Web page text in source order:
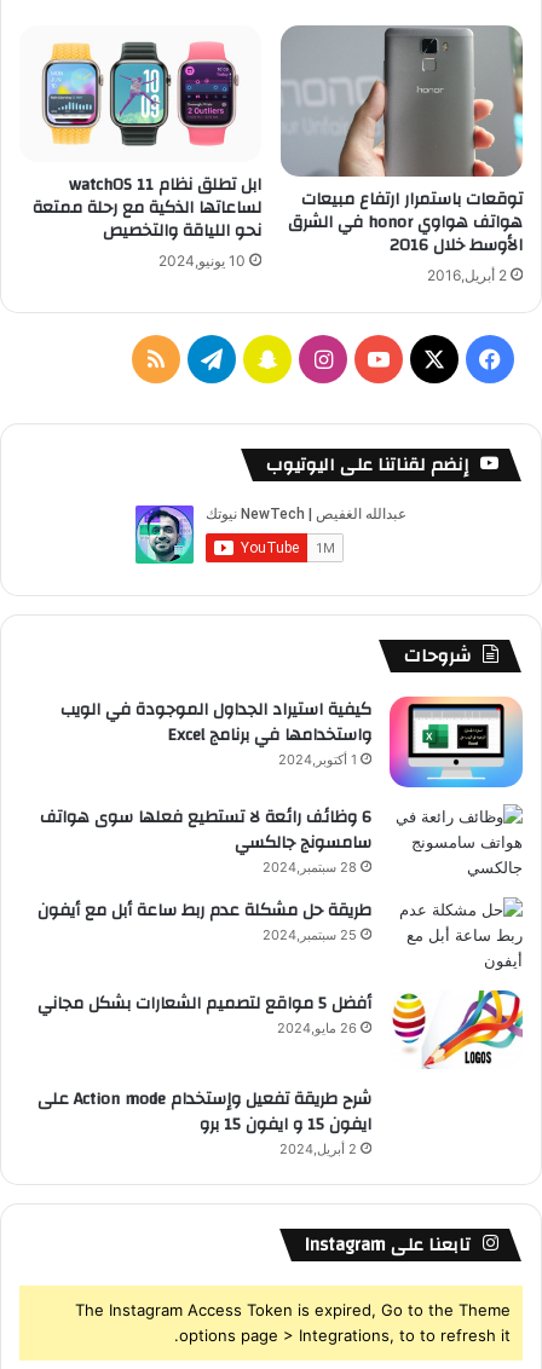
توقعات باستمرار ارتفاع مبيعات
هواتف هواوي honor في الشرق
الأوسط خلال 2016
2 أبريل,2016
ابل تطلق نظام watchOS 11
لساعاتها الذكية مع رحلة ممتعة
نحو اللياقة والتخصيص
10 يونيو,2024
فيسبوك
‫X
‫YouTubeانستقرامسناب تيلقرامملخص
إنضم لقناتنا على اليوتيوب
شروحات
كيفية استيراد الجداول الموجودة في الويب
واستخدامها في برنامج Excel
1 أكتوبر,2024
6 وظائف رائعة لا تستطيع فعلها سوى هواتف
سامسونج جالكسي
28 سبتمبر,2024
طريقة حل مشكلة عدم ربط ساعة أبل مع أيفون
25 سبتمبر,2024
أفضل 5 مواقع لتصميم الشعارات بشكل مجاني
26 مايو,2024
شرح طريقة تفعيل وإستخدام Action mode على
ايفون 15 و ايفون 15 برو
2 أبريل,2024
تابعنا على Instagram
The Instagram Access Token is expired, Go to the Theme
options page > Integrations, to to refresh it.